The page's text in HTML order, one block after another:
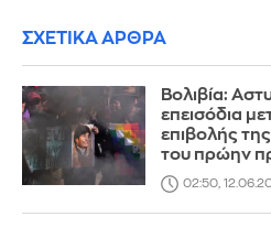
ΣΧΕΤΙΚΑ ΑΡΘΡΑ
Βολιβία:
επεισόδια
επιβολής
του πρώην
02:50,